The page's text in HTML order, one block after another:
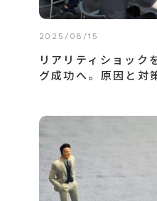
2025/08/15
リアリティショック
グ成功へ。原因と対